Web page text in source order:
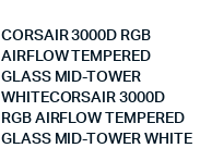
CORSAIR 3000D RGB
AIRFLOW TEMPERED
GLASS MID-TOWER
WHITECORSAIR 3000D
RGB AIRFLOW TEMPERED
GLASS MID-TOWER WHITE